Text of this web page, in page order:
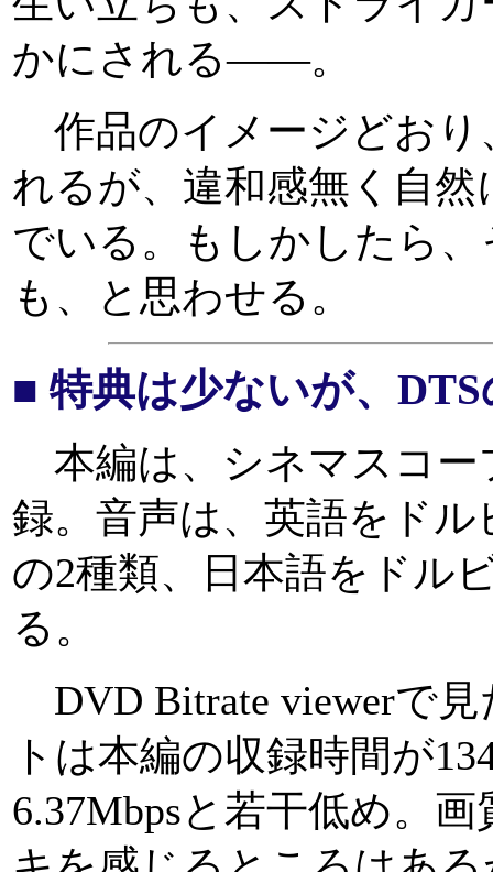
かにされる――。
作品のイメージどおり
れるが、違和感無く自
でいる。もしかしたら
も、と思わせる。
■ 特典は少ないが、
本編は、シネマスコー
録。音声は、英語をドル
の2種類、日本語をドル
る。
DVD Bitrate viewerで
トは本編の収録時間が
6.37Mbpsと若干低め。